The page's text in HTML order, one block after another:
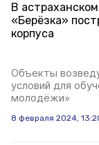
В
«Берёзка»
корпуса
Объекты
условий для
молодёжи»
8 февраля 2024,